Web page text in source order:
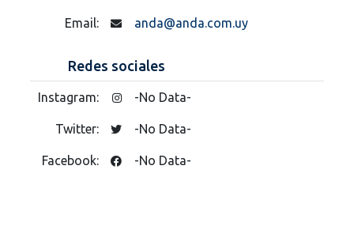
Email: anda@anda.com.uy
Redes sociales
Instagram: -No Data-
Twitter: -No Data-
Facebook: -No Data-